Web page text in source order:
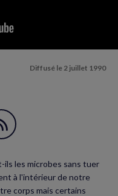
Diffusé le 2 juillet 1990
Flux
les microbes sans tuer
à l'intérieur de notre
corps mais certains